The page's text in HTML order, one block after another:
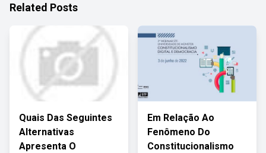
Related Posts
Quais Das Seguintes
Alternativas
Apresenta O
Em Relação Ao
Fenômeno Do
Constitucionalismo